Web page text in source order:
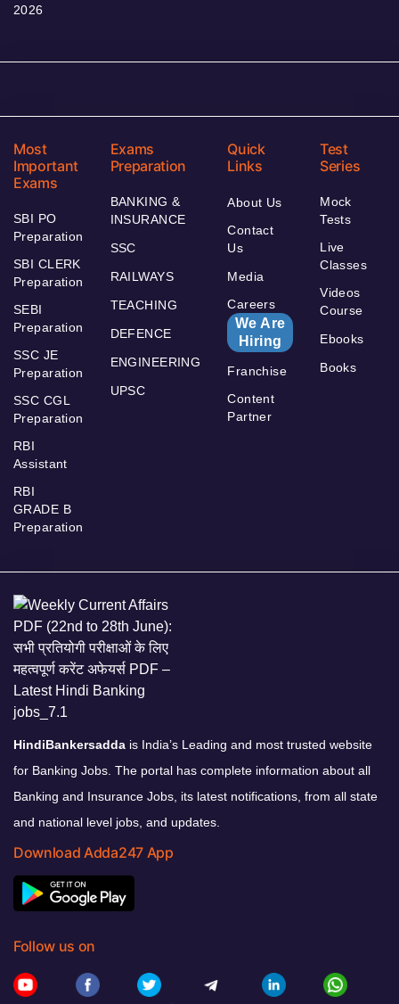
2026
Most
Important
Exams
SBI PO
Preparation
SBI CLERK
Preparation
SEBI
Preparation
SSC JE
Preparation
SSC CGL
Preparation
RBI
Assistant
RBI
GRADE B
Preparation
Exams
Preparation
BANKING &
INSURANCE
SSC
RAILWAYS
TEACHING
DEFENCE
ENGINEERING
UPSC
Quick
Links
About Us
Contact
Us
Media
Careers
We Are
Hiring
Franchise
Content
Partner
Test
Series
Mock
Tests
Live
Classes
Videos
Course
Ebooks
Books
HindiBankersadda is India’s Leading and most trusted website
for Banking Jobs. The portal has complete information about all
Banking and Insurance Jobs, its latest notifications, from all state
and national level jobs, and updates.
Download Adda247 App
Follow us on